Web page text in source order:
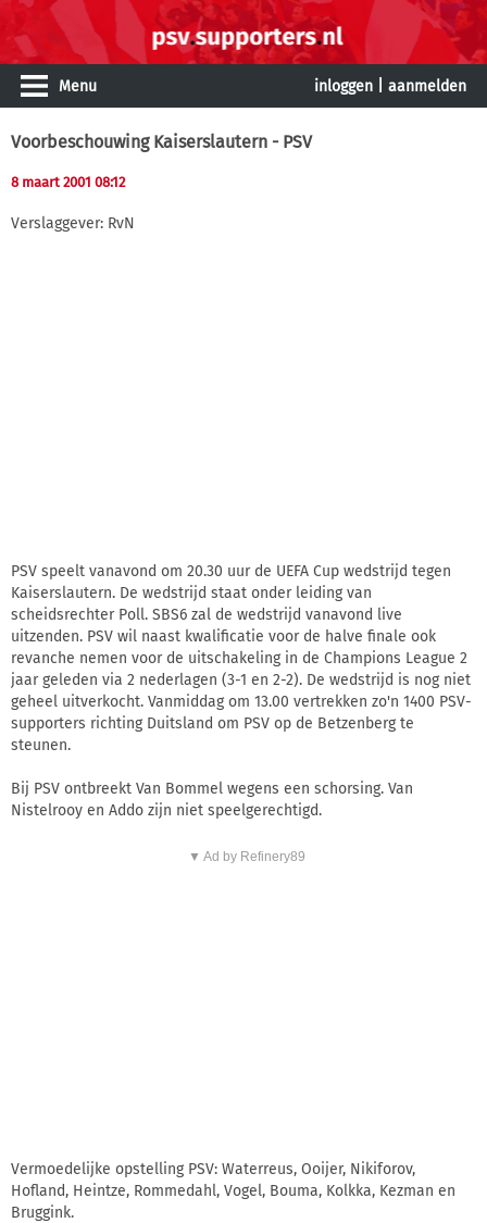
Menu inloggen aanmelden
Voorbeschouwing Kaiserslautern - PSV
8 maart 2001 08:12
Verslaggever: RvN
PSV speelt vanavond om 20.30 uur de UEFA Cup wedstrijd tegen
Kaiserslautern. De wedstrijd staat onder leiding van
scheidsrechter Poll. SBS6 zal de wedstrijd vanavond live
uitzenden. PSV wil naast kwalificatie voor de halve finale ook
revanche nemen voor de uitschakeling in de Champions League 2
jaar geleden via 2 nederlagen (3-1 en 2-2). De wedstrijd is nog niet
geheel uitverkocht. Vanmiddag om 13.00 vertrekken zo'n 1400 PSV-
supporters richting Duitsland om PSV op de Betzenberg te
steunen.
Bij PSV ontbreekt Van Bommel wegens een schorsing. Van
Nistelrooy en Addo zijn niet speelgerechtigd.
▼ Ad by Refinery89
Vermoedelijke opstelling PSV: Waterreus, Ooijer, Nikiforov,
Hofland, Heintze, Rommedahl, Vogel, Bouma, Kolkka, Kezman en
Bruggink.